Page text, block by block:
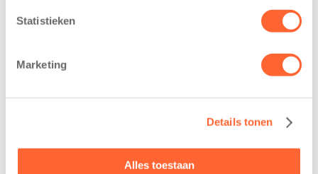
Statistieken
Marketing
Details tonen
Alles toestaan